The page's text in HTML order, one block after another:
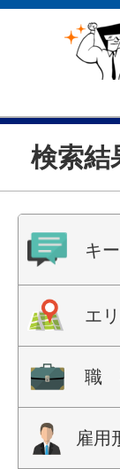
検索結
キ
エ
職
雇用